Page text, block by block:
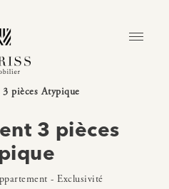
pièces Atypique
3 pièces
- Exclusivité